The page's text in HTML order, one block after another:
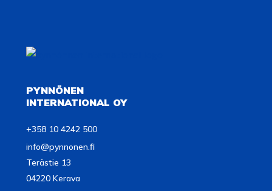
PYNNÖNEN
INTERNATIONAL OY
+358 10 4242 500
info@pynnonen.fi
Terästie 13
04220 Kerava